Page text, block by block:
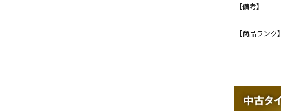
【備考】
【商品ランク】